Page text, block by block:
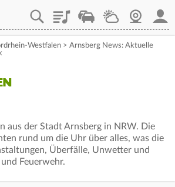
PlaylistStaupilotWetterWebcam
Westfalen > Arnsberg News: Aktuelle
aus der Stadt Arnsberg in NRW. Die
rund um die Uhr über alles, was die
Überfälle, Unwetter und
Feuerwehr.